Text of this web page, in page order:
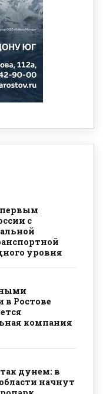
первым
с
уровня
в Ростове
компания
дунем: в
начнут